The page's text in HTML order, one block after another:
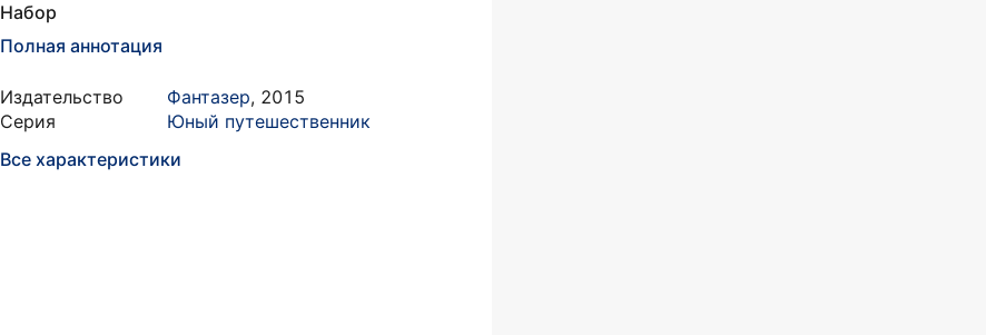
Набор
Полная аннотация
Издательство Фантазер, 2015
Серия
Юный путешественник
Все характеристики